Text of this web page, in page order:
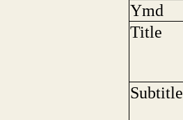
Ymd
Title
Subtitle